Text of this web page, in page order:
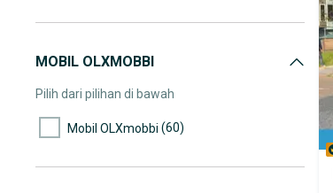
70.000-75.000
75.000-80.000(9)
MOBIL OLXMOBBI
Pilih dari pilihan di bawah
Mobil OLXmobbi (60)